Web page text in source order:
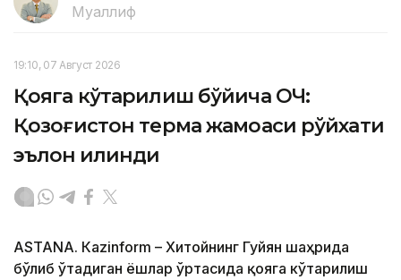
Муаллиф
19:10, 07 Август 2026
Қояга кўтарилиш бўйича ОЧ:
Қозоғистон терма жамоаси рўйхати
эълон қилинди
ASTANА. Кazinform – Хитойнинг Гуйян шаҳрида
бўлиб ўтадиган ёшлар ўртасида қояга кўтарилиш